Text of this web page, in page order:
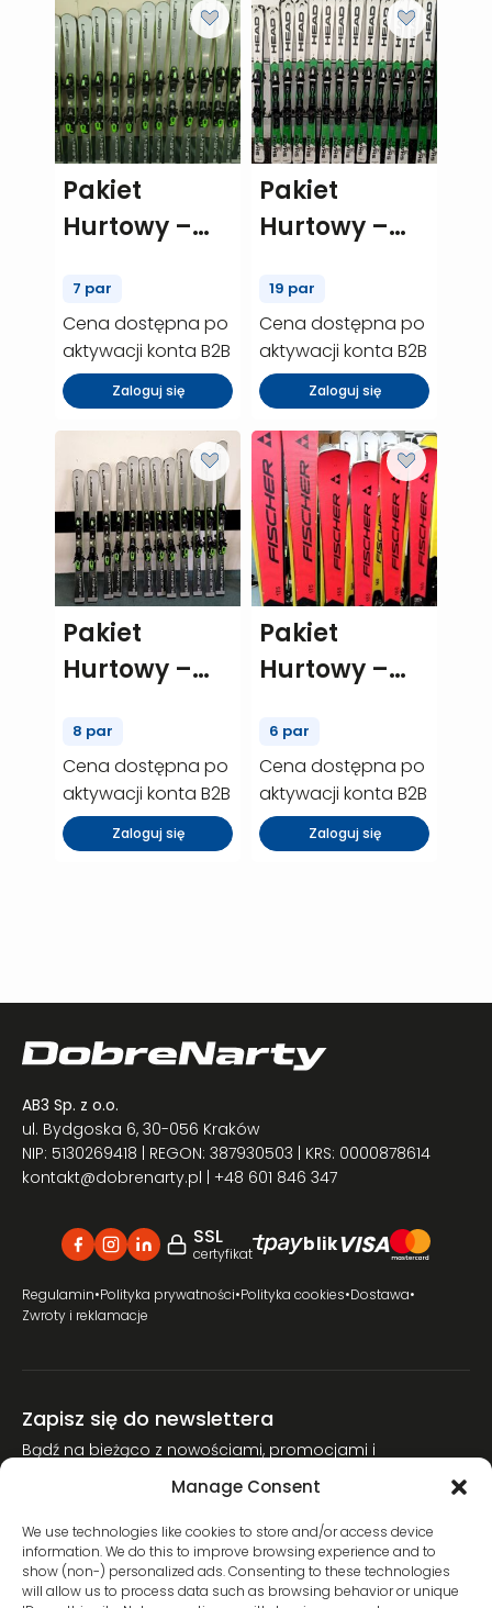
Manage Consent
We use technologies like cookies to store and/or access device
information. We do this to improve browsing experience and to
show (non-) personalized ads. Consenting to these technologies
will allow us to process data such as browsing behavior or unique
Pakiet
Hurtowy –
74 RS – 7 szt.
(P00308)
7 par
Cena dostępna po
aktywacji konta B2B
Zaloguj się
Pakiet
Hurtowy –
3.0 – 19 szt.
(P00445)
19 par
Cena dostępna po
aktywacji konta B2B
Zaloguj się
Pakiet
Hurtowy –
74 RS – 8 szt.
(P00318)
8 par
Cena dostępna po
aktywacji konta B2B
Zaloguj się
Pakiet
Hurtowy –
– 6 szt.
(P00359)
6 par
Cena dostępna po
aktywacji konta B2B
Zaloguj się
AB3 Sp. z o.o.
ul. Bydgoska 6, 30-056 Kraków
NIP: 5130269418 | REGON: 387930503 | KRS: 0000878614
kontakt@dobrenarty.pl | +48 601 846 347
SSL
certyfikat blikVISA
Regulamin•Polityka prywatności•Polityka cookies•Dostawa•
Zwroty i reklamacje
Zapisz się do newslettera
Bądź na bieżąco z nowościami, promocjami i
Dołącz do naszej społeczności miłośników nart.